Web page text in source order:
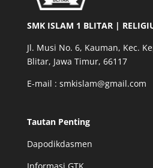
SMK ISLAM 1 BLITAR |
Jl. Musi No. 6, Kauman, Kec.
Blitar, Jawa Timur, 66117
E-mail : smkislam@gmail.com
Tautan Penting
Dapodikdasmen